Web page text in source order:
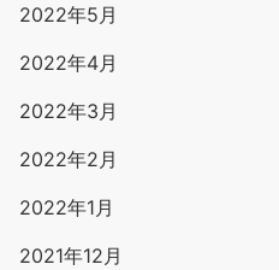
2022年5月
2022年4月
2022年3月
2022年2月
2022年1月
2021年12月